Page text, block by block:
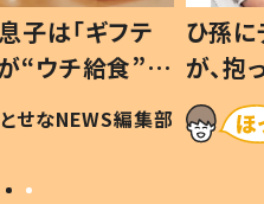
子は「ギフテ
“ウチ給食”を
は #令和の親
とせなNEWS編集部
ひ孫
が、
「涙が
い」